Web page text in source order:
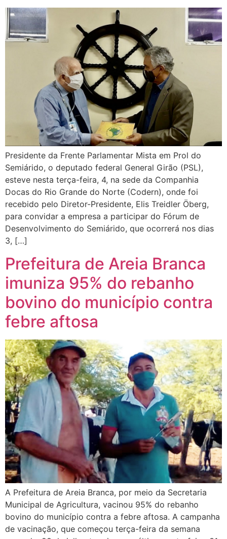
Presidente da Frente Parlamentar Mista em Prol do
Semiárido, o deputado federal General Girão (PSL),
esteve nesta terça-feira, 4, na sede da Companhia
Docas do Rio Grande do Norte (Codern), onde foi
recebido pelo Diretor-Presidente, Elis Treidler Öberg,
para convidar a empresa a participar do Fórum de
Desenvolvimento do Semiárido, que ocorrerá nos dias
3, […]
Prefeitura de Areia Branca
imuniza 95% do rebanho
bovino do município contra
febre aftosa
A Prefeitura de Areia Branca, por meio da Secretaria
Municipal de Agricultura, vacinou 95% do rebanho
bovino do município contra a febre aftosa. A campanha
de vacinação, que começou terça-feira da semana